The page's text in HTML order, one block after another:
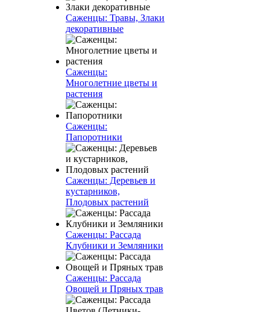
Саженцы: Травы, Злаки
декоративные
Саженцы:
Многолетние цветы и
растения
Саженцы:
Папоротники
Саженцы: Деревьев и
кустарников,
Плодовых растений
Саженцы: Рассада
Клубники и Земляники
Саженцы: Рассада
Овощей и Пряных трав